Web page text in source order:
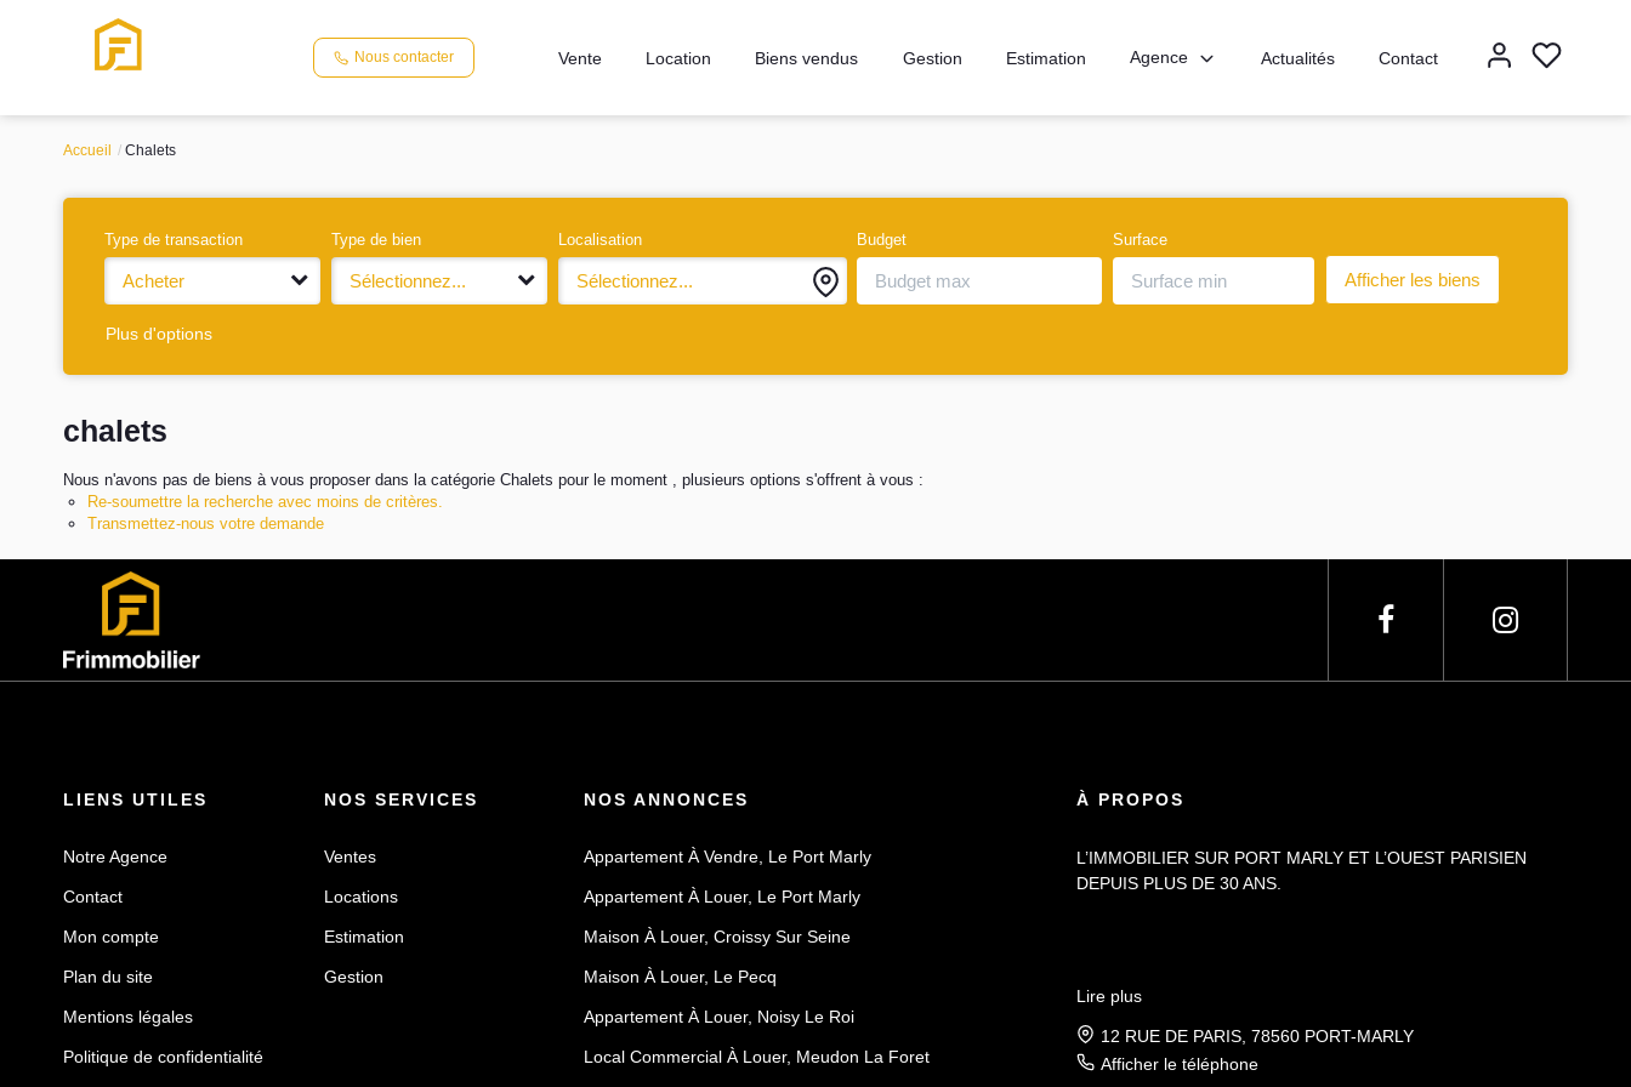
Nous contacter Vente Location Biens vendus Gestion Estimation Agence Actualités Contact
Accueil Chalets
Type de transaction
Acheter
Type de bien
Sélectionnez...
Localisation
Sélectionnez...
Budget Surface
Plus d'options
chalets
Nous n'avons pas de biens à vous proposer dans la catégorie Chalets pour le moment , plusieurs options s'offrent à vous :
Re-soumettre la recherche avec moins de critères.
Transmettez-nous votre demande
LIENS UTILES
Notre Agence
Contact
Mon compte
Plan du site
Mentions légales
Politique de confidentialité
NOS SERVICES
Ventes
Locations
Estimation
Gestion
NOS ANNONCES
Appartement À Vendre, Le Port Marly
Appartement À Louer, Le Port Marly
Maison À Louer, Croissy Sur Seine
Maison À Louer, Le Pecq
Appartement À Louer, Noisy Le Roi
Local Commercial À Louer, Meudon La Foret
À PROPOS
L’IMMOBILIER SUR PORT MARLY ET L’OUEST PARISIEN
DEPUIS PLUS DE 30 ANS.
Lire plus
12 RUE DE PARIS, 78560 PORT-MARLY
Afficher le téléphone